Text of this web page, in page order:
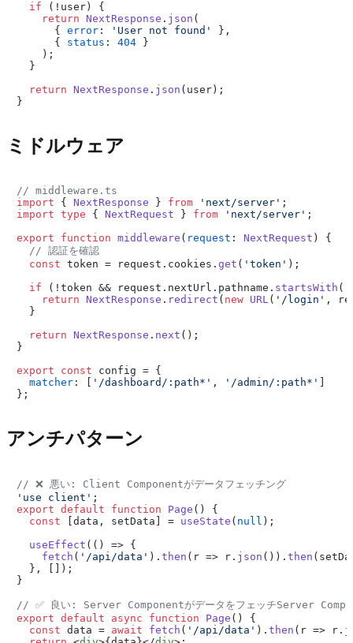
if (!user) {
return NextResponse . json (
      {
error : 'User not found'
},
      {
status : 404 }
    );
  }
return NextResponse . json (user);
ミドルウェア
// middleware.ts
import { NextResponse } from 'next/server'
import type { NextRequest } from 'next/server' ;
export
function middleware ( request : NextRequest ) {
// 認証を確認
const token = request. cookies . get ( 'token' );
if (!token && request. nextUrl . pathname . startsWith (
return NextResponse . redirect ( new URL( '/login' ,
  }
return NextResponse . next ();
}
export
const config = {
matcher : [ '/dashboard/:path*' , '/admin/:path*'
アンチパターン
// ❌ 悪い: Client Componentがデータフェッチング
'use client'
export default function Page ( ) {
const [data, setData] = useState ( null );
useEffect ( () => {
fetch ( '/api/data' ). then ( r => r. json ()). then
  }, []);
}
// ✅ 良い: Server ComponentがデータをフェッチServer
export default async function Page ( ) {
const data = await fetch ( '/api/data' ). then ( r => r.